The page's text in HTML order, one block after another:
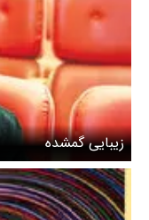
زیبایی گمشده